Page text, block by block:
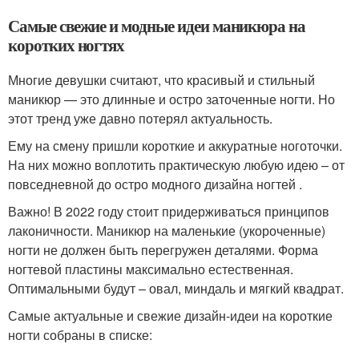
Самые свежие и модные идеи маникюра на
коротких ногтях
Многие девушки считают, что красивый и стильный
маникюр — это длинные и остро заточенные ногти. Но
этот тренд уже давно потерял актуальность.
Ему на смену пришли короткие и аккуратные ноготочки.
На них можно воплотить практическую любую идею – от
повседневной до остро модного дизайна ногтей .
Важно! В 2022 году стоит придерживаться принципов
лаконичности. Маникюр на маленькие (укороченные)
ногти не должен быть перегружен деталями. Форма
ногтевой пластины максимально естественная.
Оптимальными будут – овал, миндаль и мягкий квадрат.
Самые актуальные и свежие дизайн-идеи на короткие
ногти собраны в списке: